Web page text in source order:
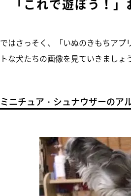
「これで遊ぼう！
ではさっそく、「いぬのきもちア
トな犬たちの画像を見ていきまし
ミニチュア・シュナウザーのア